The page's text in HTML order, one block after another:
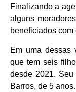
Finalizando a
alguns
beneficiados
Em uma dessas
que tem seis
desde 2021.
Barros, de 5 anos.